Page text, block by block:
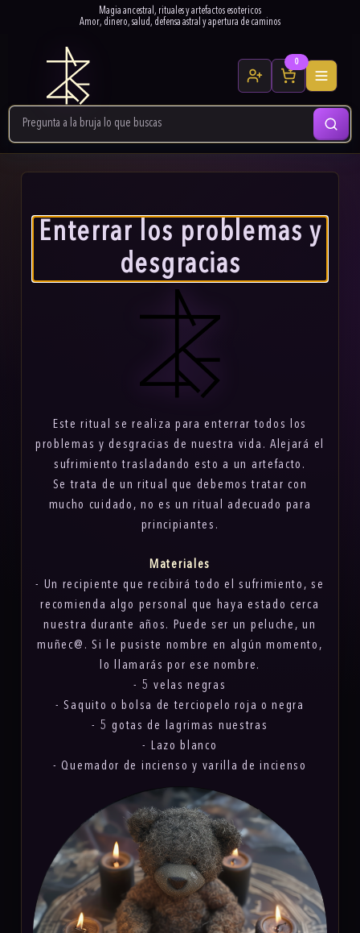
Magia ancestral, rituales y artefactos esotericos
Amor, dinero, salud, defensa astral y apertura de caminos
0
Enterrar los problemas y
desgracias
Este ritual se realiza para enterrar todos los
problemas y desgracias de nuestra vida. Alejará el
sufrimiento trasladando esto a un artefacto.
Se trata de un ritual que debemos tratar con
mucho cuidado, no es un ritual adecuado para
principiantes.
Materiales
- Un recipiente que recibirá todo el sufrimiento, se
recomienda algo personal que haya estado cerca
nuestra durante años. Puede ser un peluche, un
muñec@. Si le pusiste nombre en algún momento,
lo llamarás por ese nombre.
- 5 velas negras
- Saquito o bolsa de terciopelo roja o negra
- 5 gotas de lagrimas nuestras
- Lazo blanco
- Quemador de incienso y varilla de incienso